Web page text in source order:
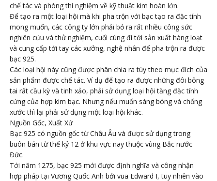
chế tác và phòng thí nghiệm về kỹ thuật kim hoàn lớn.
Để tạo ra một loại hội mà khi pha trộn với bạc tạo ra đặc tính
mong muốn, các công ty lớn phải bỏ ra rất nhiều công sức
nghiên cứu và thử nghiệm, cuối cùng đi tới sản xuất hàng loạt
và cung cấp tới tay các xưởng, nghệ nhân để pha trộn ra được
bạc 925.
Các loại hội này cũng được phân chia ra tùy theo mục đích của
sản phẩm được chế tác. Ví dụ để tạo ra được những đôi bông
tai rất cầu kỳ và tinh xảo, phải sử dụng loại hội tăng đặc tính
cứng của hợp kim bạc. Nhưng nếu muốn sáng bóng và chống
xước thì lại phải sử dụng một loại hội khác.
Nguồn Gốc, Xuất Xứ
Bạc 925 có nguồn gốc từ Châu Âu và được sử dụng trong
buôn bán từ thế kỷ 12 ở khu vực nay thuộc vùng Bắc nước
Đức.
Tới năm 1275, bạc 925 mới được định nghĩa và công nhận
hợp pháp tại Vương Quốc Anh bởi vua Edward I, tuy nhiên vào